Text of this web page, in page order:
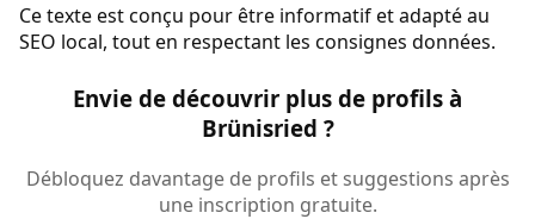
Ce texte est conçu pour être informatif et adapté au
SEO local, tout en respectant les consignes données.
Envie de découvrir plus de profils à
Brünisried ?
Débloquez davantage de profils et suggestions après
une inscription gratuite.